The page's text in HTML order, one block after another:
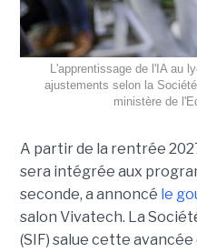
L'apprentissage de l'IA au
ajustements selon la
ministère de
A partir de la rentrée
sera intégrée aux
seconde, a annoncé le
salon Vivatech. La
(SIF) salue cette